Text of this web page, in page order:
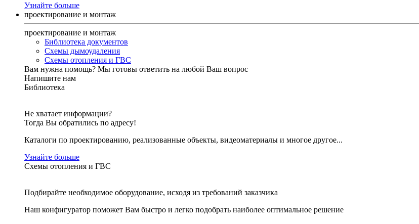
Узнайте больше
проектирование и монтаж
проектирование и монтаж
Библиотека документов
Схемы дымоудаления
Схемы отопления и ГВС
Вам нужна помощь? Мы готовы ответить на любой Ваш вопрос
Напишите нам
Библиотека
Не хватает информации?
Тогда Вы обратились по адресу!
Каталоги по проектированию, реализованные объекты, видеоматериалы и многое другое...
Узнайте больше
Схемы отопления и ГВС
Подбирайте необходимое оборудование, исходя из требований заказчика
Наш конфигуратор поможет Вам быстро и легко подобрать наиболее оптимальное решение